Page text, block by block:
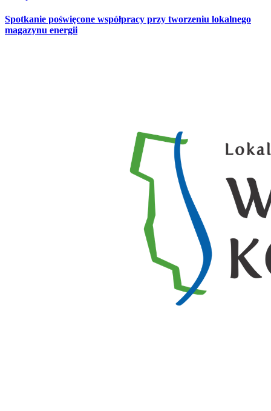
Spotkanie poświęcone współpracy przy tworzeniu lokalnego
magazynu energii